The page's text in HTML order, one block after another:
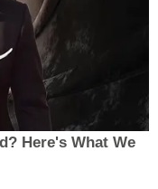
Here's What We